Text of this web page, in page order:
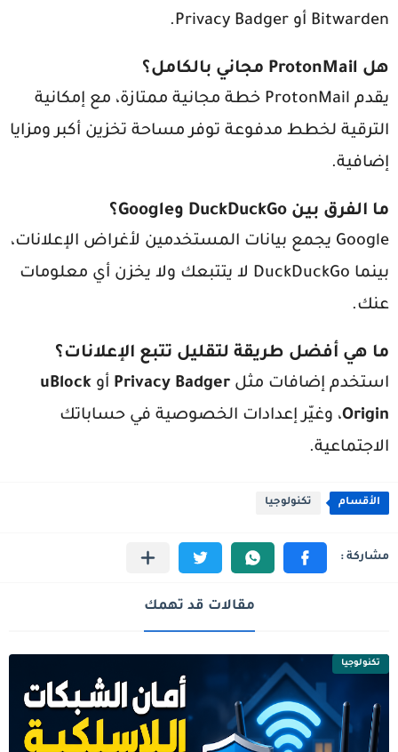
Bitwarden أو Privacy Badger.
هل ProtonMail مجاني بالكامل؟
يقدم ProtonMail خطة مجانية ممتازة، مع إمكانية
الترقية لخطط مدفوعة توفر مساحة تخزين أكبر ومزايا
إضافية.
ما الفرق بين DuckDuckGo وGoogle؟
Google يجمع بيانات المستخدمين لأغراض الإعلانات،
بينما DuckDuckGo لا يتتبعك ولا يخزن أي معلومات
عنك.
ما هي أفضل طريقة لتقليل تتبع الإعلانات؟
استخدم إضافات مثلPrivacy Badger أو uBlock
Origin، وغيّر إعدادات الخصوصية في حساباتك
الاجتماعية.
الأقسام تكنولوجيا
مقالات قد تهمك
تكنولوجيا